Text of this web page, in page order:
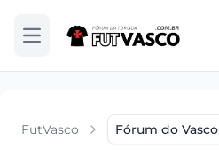
Abrir menu
FutVasco Fórum do Vasco